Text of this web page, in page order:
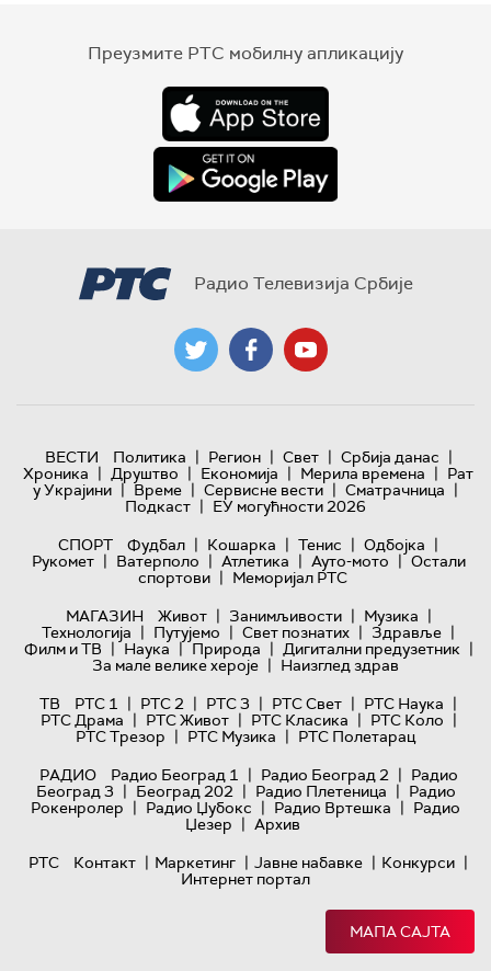
Преузмите РТС мобилну апликацију
Радио Телевизија Србије
ВЕСТИ Политика | Регион | Свет | Србија данас |
Хроника | Друштво | Економија | Мерила времена | Рат
у Украјини | Време | Сервисне вести | Сматрачница |
Подкаст | ЕУ могућности 2026
СПОРТ
Фудбал | Кошарка | Тенис | Одбојка |
Рукомет | Ватерполо | Атлетика | Ауто-мото | Остали
спортови | Меморијал РТС
МАГАЗИН
Живот | Занимљивости | Музика |
Технологијa | Путујемо | Свет познатих | Здравље |
Филм и ТВ | Наука | Природа | Дигитални предузетник |
За мале велике хероје | Наизглед здрав
ТВ
РТС 1 | РТС 2 | РТС 3 | РТС Свет | РТС Наука |
РТС Драма | РТС Живот | РТС Класика | РТС Коло |
РТС Трезор | РТС Музика | РТС Полетарац
РАДИО
Радио Београд 1 | Радио Београд 2 | Радио
Београд 3 | Београд 202 | Радио Плетеница | Радио
Рокенролер | Радио Џубокс | Радио Вртешка | Радио
Џезер | Архив
РТС
Контакт | Маркетинг | Јавне набавке | Конкурси |
Интернет портал
МАПА САЈТА